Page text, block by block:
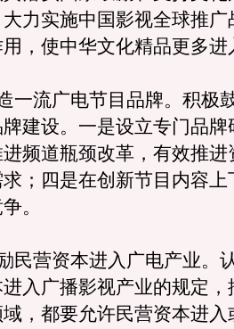
力实施中国影视全球推
，使中华文化精品更多进
流广电节目品牌。积极
建设。一是设立专门品牌
频道瓶颈改革，有效推进
；四是在创新节目内容上
。
营资本进入广电产业。
入广播影视产业的规定，
，都要允许民营资本进入